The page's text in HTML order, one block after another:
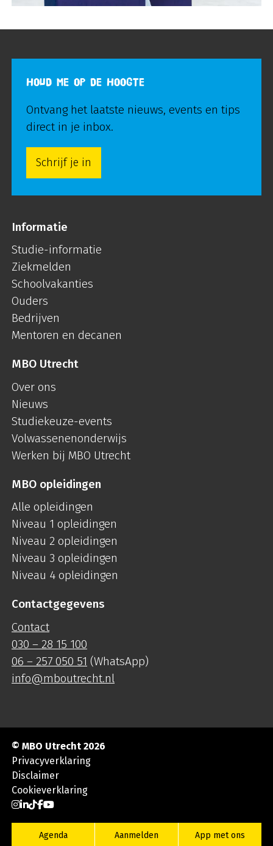
Agenda Aanmelden App met ons
HOUD ME OP DE HOOGTE
Ontvang het laatste nieuws, events en tips
direct in je inbox.
Schrijf je in
Informatie
Studie-informatie
Ziekmelden
Schoolvakanties
Ouders
Bedrijven
Mentoren en decanen
MBO Utrecht
Over ons
Nieuws
Studiekeuze-events
Volwassenenonderwijs
Werken bij MBO Utrecht
MBO opleidingen
Alle opleidingen
Niveau 1 opleidingen
Niveau 2 opleidingen
Niveau 3 opleidingen
Niveau 4 opleidingen
Contactgegevens
Contact
030 – 28 15 100
06 – 257 050 51 (WhatsApp)
info@mboutrecht.nl
© MBO Utrecht 2026
Privacyverklaring
Disclaimer
Cookieverklaring
Ga naar Instagram
Ga naar LinkedIn
Ga naar TikTok
Ga naar Facebook
Ga naar YouTube